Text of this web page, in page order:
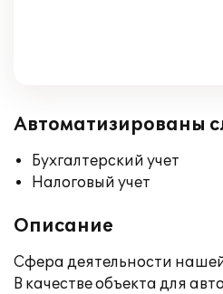
Автоматизированы
Бухгалтерский учет
Налоговый учет
Описание
Сфера деятельности
В качестве объекта для